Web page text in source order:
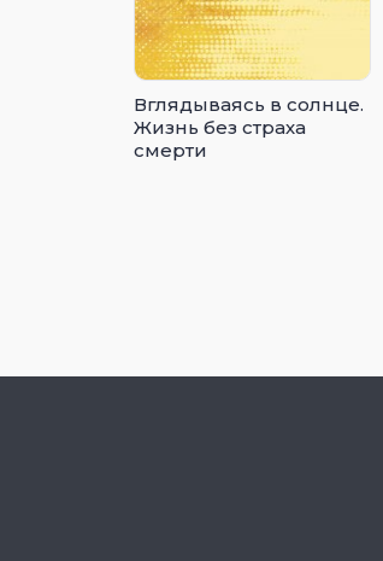
Вглядываясь в солнце.
Жизнь без страха
смерти